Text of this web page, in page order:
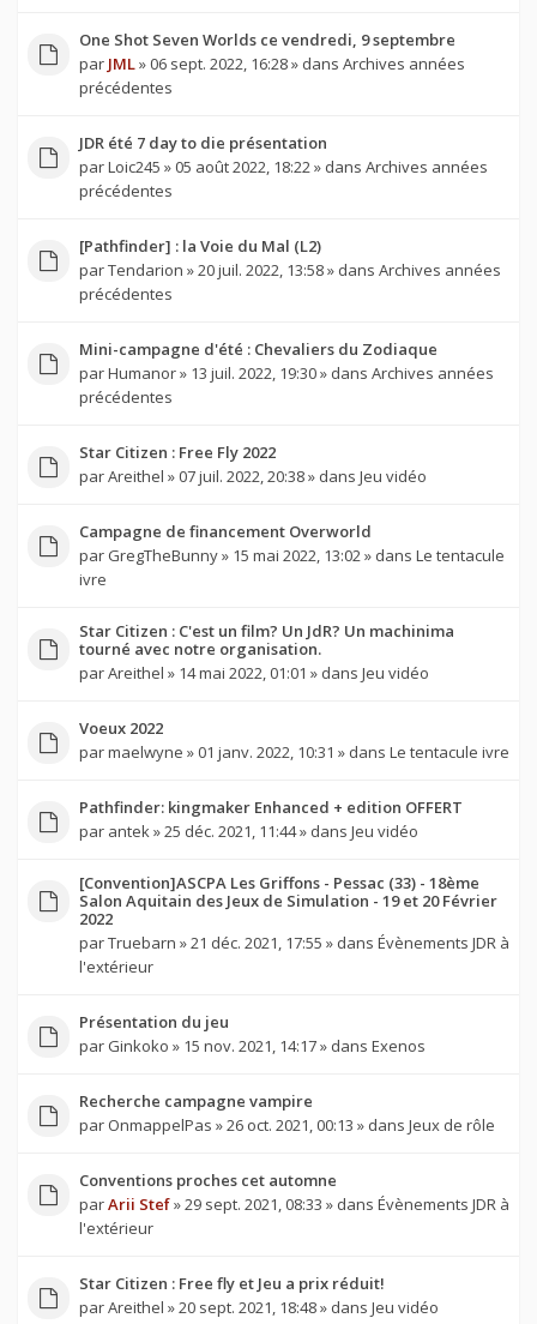
One Shot Seven Worlds ce vendredi, 9 septembre
par JML» 06 sept. 2022, 16:28 » dans Archives années
précédentes
JDR été 7 day to die présentation
parLoic245 » 05 août 2022, 18:22 » dans Archives années
précédentes
[Pathfinder] : la Voie du Mal (L2)
parTendarion » 20 juil. 2022, 13:58 » dans Archives années
précédentes
Mini-campagne d'été : Chevaliers du Zodiaque
parHumanor» 13 juil. 2022, 19:30 » dans Archives années
précédentes
Star Citizen : Free Fly 2022
parAreithel » 07 juil. 2022, 20:38 » dans Jeu vidéo
Campagne de financement Overworld
par GregTheBunny» 15 mai 2022, 13:02 » dans Le tentacule
ivre
Star Citizen : C'est un film? Un JdR? Un machinima
tourné avec notre organisation.
parAreithel » 14 mai 2022, 01:01 » dans Jeu vidéo
Voeux 2022
parmaelwyne » 01 janv. 2022, 10:31 » dans Le tentacule ivre
Pathfinder: kingmaker Enhanced + edition OFFERT
par antek» 25 déc. 2021, 11:44 » dans Jeu vidéo
[Convention]ASCPA Les Griffons - Pessac (33) - 18ème
Salon Aquitain des Jeux de Simulation - 19 et 20 Février
2022
parTruebarn » 21 déc. 2021, 17:55 » dans Évènements JDR à
l'extérieur
Présentation du jeu
par Ginkoko » 15 nov. 2021, 14:17 » dans Exenos
Recherche campagne vampire
par OnmappelPas » 26 oct. 2021, 00:13 » dans Jeux de rôle
Conventions proches cet automne
parArii Stef» 29 sept. 2021, 08:33 » dans Évènements JDR à
l'extérieur
Star Citizen : Free fly et Jeu a prix réduit!
parAreithel » 20 sept. 2021, 18:48 » dans Jeu vidéo